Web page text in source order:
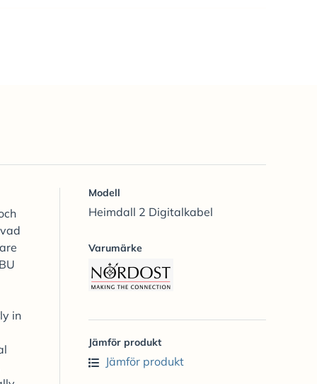
in
Modell
Heimdall 2 Digitalkabel
Varumärke
Jämför produkt
Jämför produkt